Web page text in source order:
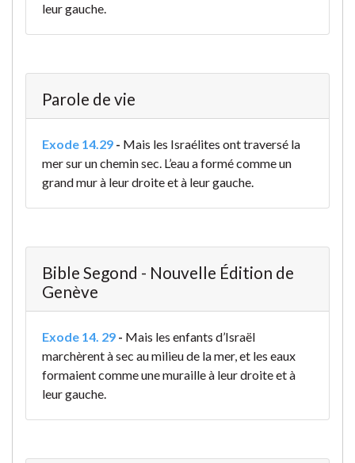
leur gauche.
Parole de vie
Exode 14.29 - Mais les Israélites ont traversé la
mer sur un chemin sec. L’eau a formé comme un
grand mur à leur droite et à leur gauche.
Bible Segond - Nouvelle Édition de
Genève
Exode 14. 29 - Mais les enfants d’Israël
marchèrent à sec au milieu de la mer, et les eaux
formaient comme une muraille à leur droite et à
leur gauche.